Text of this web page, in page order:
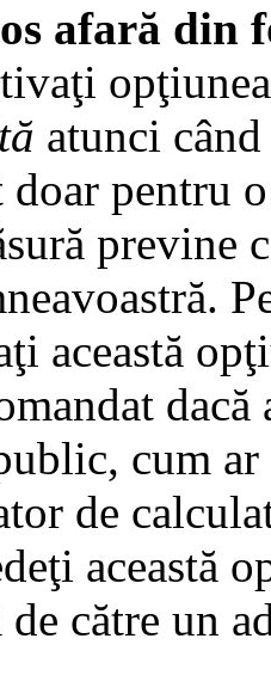
afară din
atunci
pentru
previne
această
cum
de
această
de către un